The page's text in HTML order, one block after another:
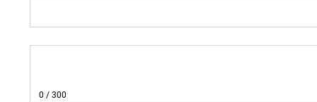
0 / 300